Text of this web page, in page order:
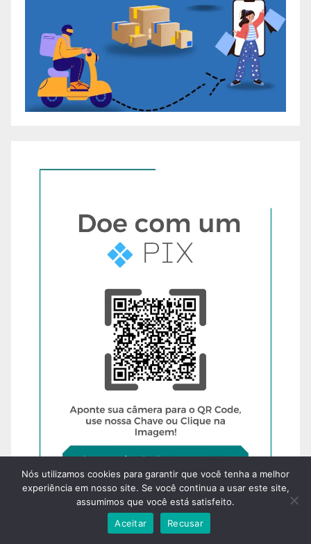
Nós utilizamos cookies para garantir que você tenha a melhor
experiência em nosso site. Se você continua a usar este site,
assumimos que você está satisfeito.
Aceitar
Recusar